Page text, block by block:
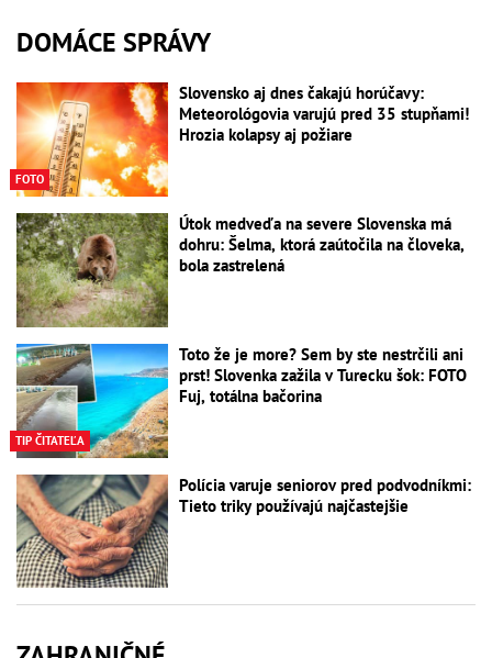
DOMÁCE SPRÁVY
FOTO
Slovensko aj dnes čakajú horúčavy:
Meteorológovia varujú pred 35 stupňami!
Hrozia kolapsy aj požiare
Útok medveďa na severe Slovenska má
dohru: Šelma, ktorá zaútočila na človeka,
bola zastrelená
TIP ČITATEĽA
Toto že je more? Sem by ste nestrčili ani
prst! Slovenka zažila v Turecku šok: FOTO
Fuj, totálna bačorina
Polícia varuje seniorov pred podvodníkmi:
Tieto triky používajú najčastejšie